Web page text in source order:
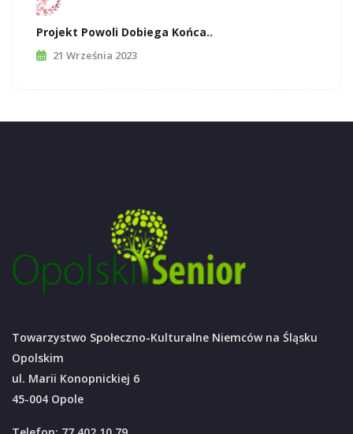
Projekt Powoli Dobiega Końca..
21 Września 2023
Towarzystwo Społeczno-Kulturalne Niemców na Śląsku
Opolskim
ul. Marii Konopnickiej 6
45-004 Opole